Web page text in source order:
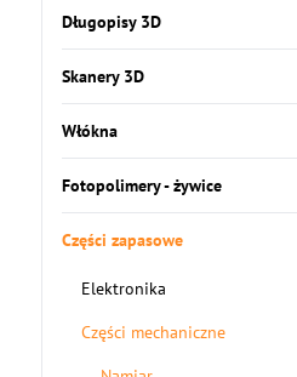
Długopisy 3D
Skanery 3D
Włókna
Fotopolimery - żywice
Części zapasowe
Elektronika
Części mechaniczne